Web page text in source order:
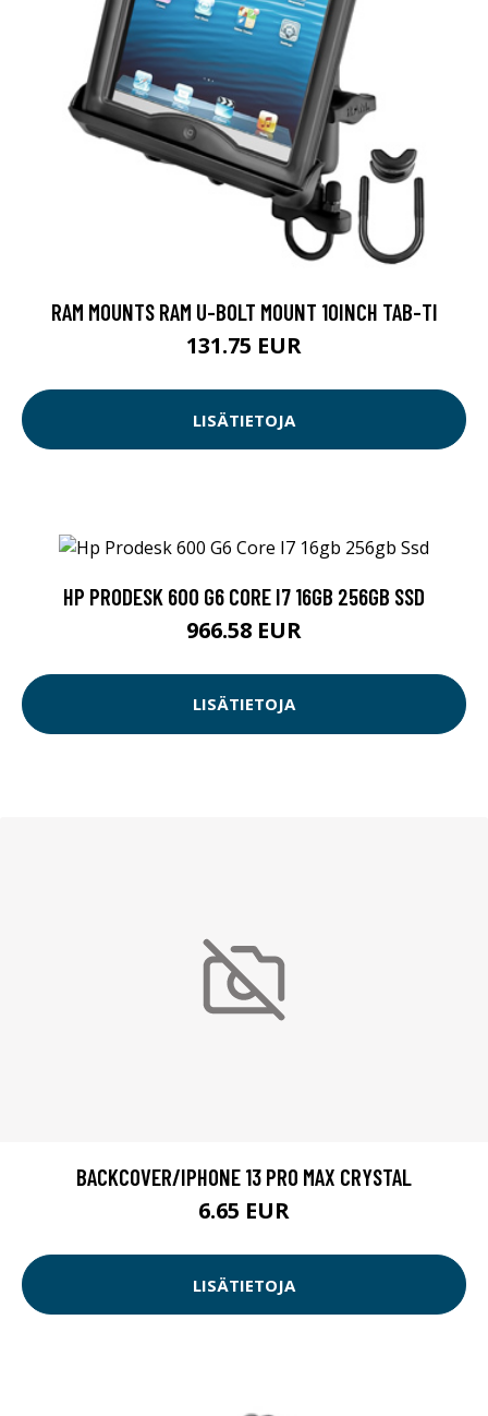
RAM MOUNTS RAM U-BOLT MOUNT 10INCH TAB-TI
131.75 EUR
LISÄTIETOJA
HP PRODESK 600 G6 CORE I7 16GB 256GB SSD
966.58 EUR
LISÄTIETOJA
BACKCOVER/IPHONE 13 PRO MAX CRYSTAL
6.65 EUR
LISÄTIETOJA